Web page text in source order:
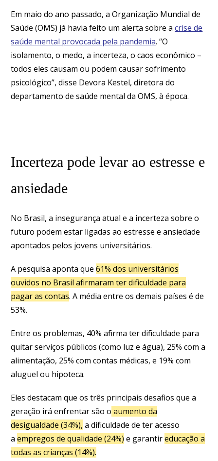
Em maio do ano passado, a Organização Mundial de
Saúde (OMS) já havia feito um alerta sobre acrise de
saúde mental provocada pela pandemia. “O
isolamento, o medo, a incerteza, o caos econômico –
todos eles causam ou podem causar sofrimento
psicológico”, disse Devora Kestel, diretora do
departamento de saúde mental da OMS, à época.
Incerteza pode levar ao estresse e
ansiedade
No Brasil, a insegurança atual e a incerteza sobre o
futuro podem estar ligadas ao estresse e ansiedade
apontados pelos jovens universitários.
A pesquisa aponta que61% dos universitários
ouvidos no Brasil afirmaram ter dificuldade para
pagar as contas. A média entre os demais países é de
53%.
Entre os problemas, 40% afirma ter dificuldade para
quitar serviços públicos (como luz e água), 25% com a
alimentação, 25% com contas médicas, e 19% com
aluguel ou hipoteca.
Eles destacam que os três principais desafios que a
geração irá enfrentar são o aumento da
desigualdade (34%), a dificuldade de ter acesso
aempregos de qualidade (24%) e garantireducação a
todas as crianças (14%).